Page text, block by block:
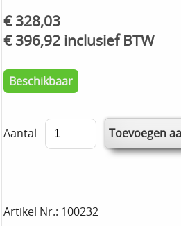
€ 328,03
€ 396,92 inclusief BTW
Beschikbaar
Aantal
Artikel Nr.: 100232